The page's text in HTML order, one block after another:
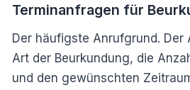
Terminanfragen für
Der häufigste Anrufgrund. Der
Art der Beurkundung, die
und den gewünschten